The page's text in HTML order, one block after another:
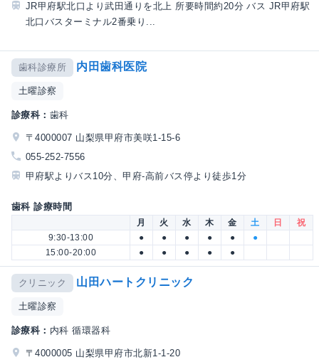
JR甲府駅北口より武田通りを北上 所要時間約20分 バス JR甲府駅
北口バスターミナル2番乗り...
歯科診療所 内田歯科医院
土曜診察
診療科： 歯科
〒4000007 山梨県甲府市美咲1-15-6
055-252-7556
甲府駅よりバス10分、甲府-高前バス停より徒歩1分
歯科 診療時間
月 火 水 木 金 土 日
祝
9:30-13:00
● ● ● ● ●
●
15:00-20:00
● ● ● ● ●
クリニック 山田ハートクリニック
土曜診察
診療科： 内科 循環器科
〒4000005 山梨県甲府市北新1-1-20